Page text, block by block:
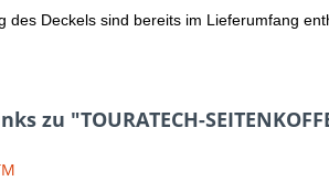
des Deckels sind bereits im Lieferumfang
zu "TOURATECH-